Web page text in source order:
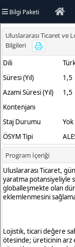
Bilgi Paketi